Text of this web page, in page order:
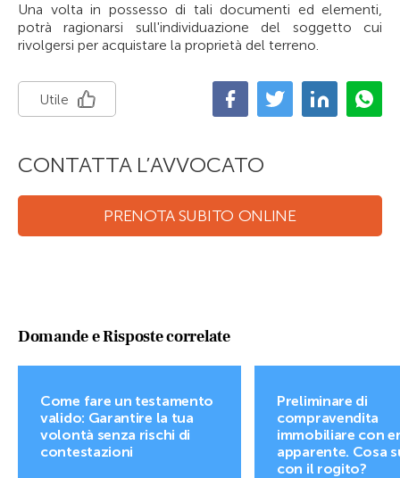
Una volta in possesso di tali documenti ed elementi,
potrà ragionarsi sull'individuazione del soggetto cui
rivolgersi per acquistare la proprietà del terreno.
Utile
CONTATTA L’AVVOCATO
PRENOTA SUBITO ONLINE
Domande e Risposte correlate
Come fare un testamento
valido: Garantire la tua
volontà senza rischi di
contestazioni
Preliminare di
compravendita
immobiliare con
apparente. Cosa
con il rogito?